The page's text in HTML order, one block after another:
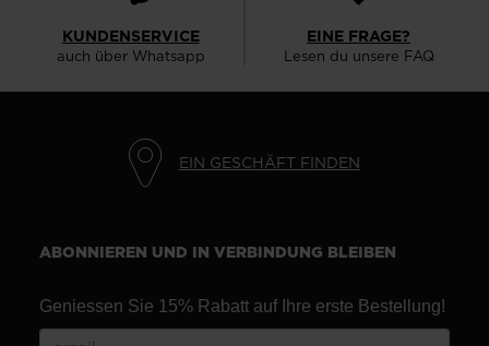
for
United
States.
KUNDENSERVICE
auch über Whatsapp
EINE FRAGE?
Lesen du unsere FAQ
EIN GESCHÄFT FINDEN
ABONNIEREN UND IN VERBINDUNG BLEIBEN
Geniessen Sie 15% Rabatt auf Ihre erste Bestellung!